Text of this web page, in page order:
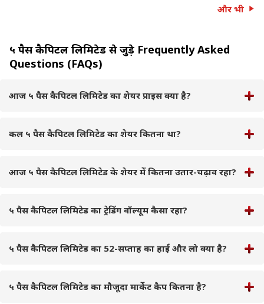
और भी
५ पैस कैपिटल लिमिटेड से जुड़े Frequently Asked
Questions (FAQs)
आज ५ पैस कैपिटल लिमिटेड का शेयर प्राइस क्या है?
कल ५ पैस कैपिटल लिमिटेड का शेयर कितना था?
आज ५ पैस कैपिटल लिमिटेड के शेयर में कितना उतार-चढ़ाव रहा?
५ पैस कैपिटल लिमिटेड का ट्रेडिंग वॉल्यूम कैसा रहा?
५ पैस कैपिटल लिमिटेड का 52-सप्ताह का हाई और लो क्या है?
५ पैस कैपिटल लिमिटेड का मौजूदा मार्केट कैप कितना है?